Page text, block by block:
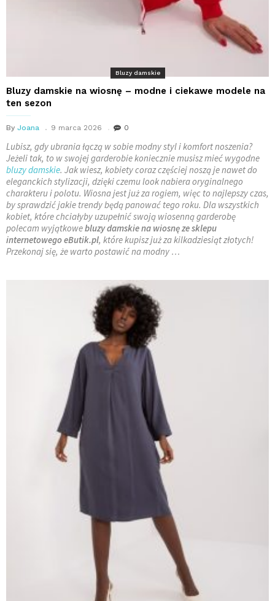
Bluzy damskie
Bluzy damskie na wiosnę – modne i ciekawe modele na
ten sezon
By Joana 9 marca 2026 0
Lubisz, gdy ubrania łączą w sobie modny styl i komfort noszenia?
Jeżeli tak, to w swojej garderobie koniecznie musisz mieć wygodne
bluzy damskie. Jak wiesz, kobiety coraz częściej noszą je nawet do
eleganckich stylizacji, dzięki czemu look nabiera oryginalnego
charakteru i polotu. Wiosna jest już za rogiem, więc to najlepszy czas,
by sprawdzić jakie trendy będą panować tego roku. Dla wszystkich
kobiet, które chciałyby uzupełnić swoją wiosenną garderobę
polecam wyjątkowebluzy damskie na wiosnę ze sklepu
internetowego eButik.pl, które kupisz już za kilkadziesiąt złotych!
Przekonaj się, że warto postawić na modny …